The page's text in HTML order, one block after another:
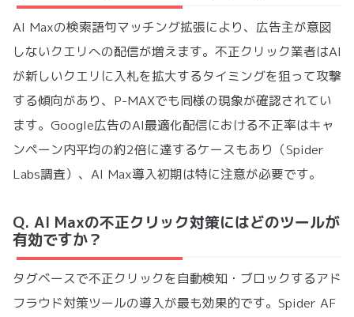
AI Maxの検索語句マッチング拡張により、広告主が意図
しないクエリへの配信が増えます。不正クリック業者はAI
が新しいクエリに入札を拡大するタイミングを狙って攻撃
する傾向があり、P-MAXでも同様の現象が確認されてい
ます。Google広告のAI最適化配信における不正率はキャ
ンペーン内平均の約2倍に達するケースもあり（Spider
Labs調査）、AI Max導入初期は特に注意が必要です。
Q. AI Maxの不正クリック対策にはどのツールが
有効ですか？
タグベースで不正クリックを自動検知・ブロックするアド
フラウド対策ツールの導入が最も効果的です。Spider AF